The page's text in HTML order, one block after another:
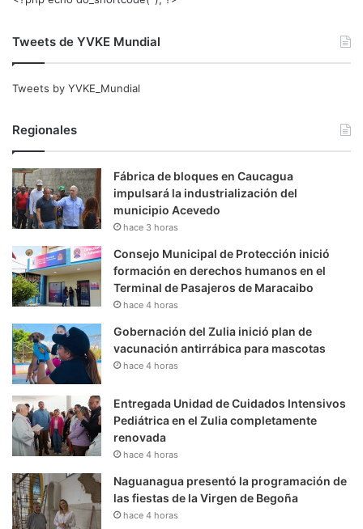
Tweets de YVKE Mundial
Tweets by YVKE_Mundial
Regionales
Fábrica de bloques en Caucagua
impulsará la industrialización del
municipio Acevedo
hace 3 horas
Consejo Municipal de Protección inició
formación en derechos humanos en el
Terminal de Pasajeros de Maracaibo
hace 4 horas
Gobernación del Zulia inició plan de
vacunación antirrábica para mascotas
hace 4 horas
Entregada Unidad de Cuidados Intensivos
Pediátrica en el Zulia completamente
renovada
hace 4 horas
Naguanagua presentó la programación de
las fiestas de la Virgen de Begoña
hace 4 horas